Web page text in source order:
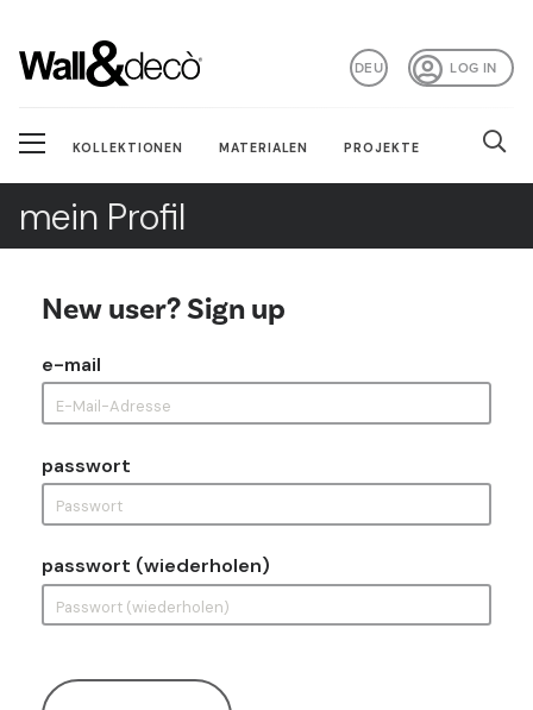
LOG IN
DEU
KOLLEKTIONEN MATERIALEN PROJEKTE
mein Profil
New user? Sign up
e-mail
passwort
passwort (wiederholen)